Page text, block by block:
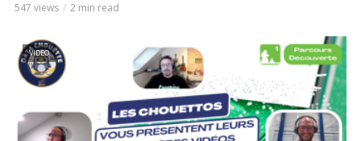
547 views 2 min read
VIDEO